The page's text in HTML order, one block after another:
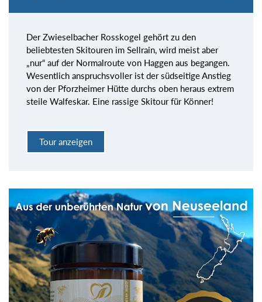
Der Zwieselbacher Rosskogel gehört zu den
beliebtesten Skitouren im Sellrain, wird meist aber
„nur“ auf der Normalroute von Haggen aus begangen.
Wesentlich anspruchsvoller ist der südseitige Anstieg
von der Pforzheimer Hütte durchs oben heraus extrem
steile Walfeskar. Eine rassige Skitour für Könner!
Tour anzeigen